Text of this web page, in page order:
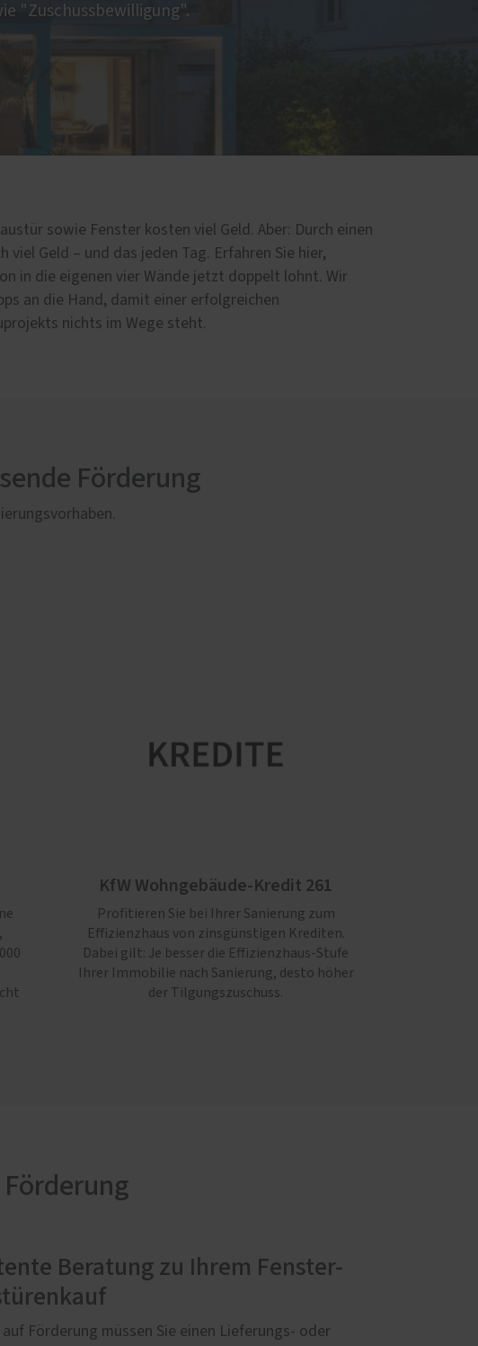
"Zuschussbewilligung".
sowie Fenster kosten viel Geld. Aber: Durch einen
viel Geld – und das jeden Tag. Erfahren Sie hier,
in die eigenen vier Wände jetzt doppelt lohnt. Wir
an die Hand, damit einer erfolgreichen
nichts im Wege steht.
Förderung
KfW Wohngebäude-Kredit 261
Profitieren Sie bei Ihrer Sanierung zum
Effizienzhaus von zinsgünstigen Krediten.
Dabei gilt: Je besser die Effizienz­haus-Stufe
Ihrer Immo­bilie nach Sanierung, desto höher
der Tilgungszuschuss.
Beratung zu Ihrem Fenster-
Förderung müssen Sie einen Lieferungs- oder